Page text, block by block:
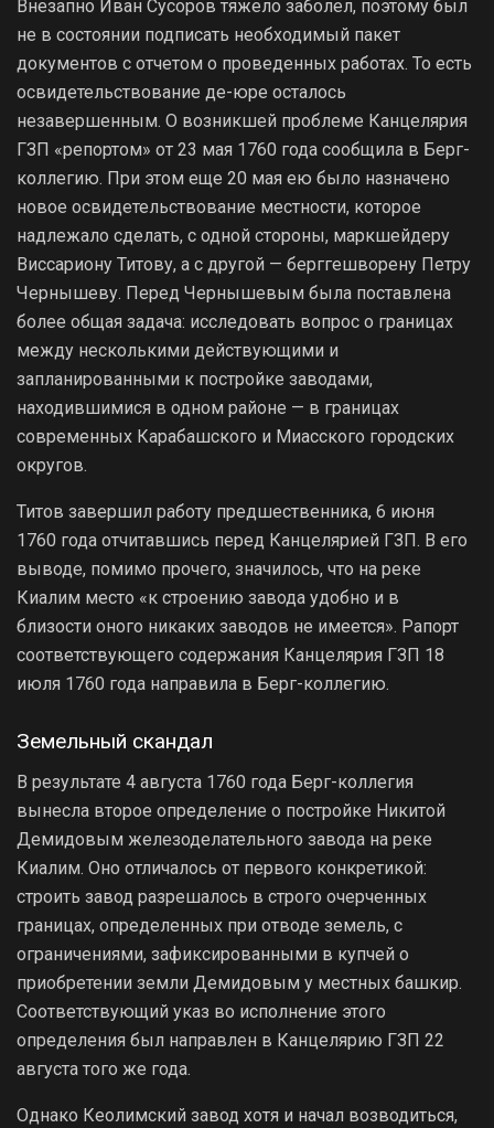
Внезапно Иван Сусоров тяжело заболел, поэтому был
не в состоянии подписать необходимый пакет
документов с отчетом о проведенных работах. То есть
освидетельствование де-юре осталось
незавершенным. О возникшей проблеме Канцелярия
ГЗП «репортом» от 23 мая 1760 года сообщила в Берг-
коллегию. При этом еще 20 мая ею было назначено
новое освидетельствование местности, которое
надлежало сделать, с одной стороны, маркшейдеру
Виссариону Титову, а с другой — берггешворену Петру
Чернышеву. Перед Чернышевым была поставлена
более общая задача: исследовать вопрос о границах
между несколькими действующими и
запланированными к постройке заводами,
находившимися в одном районе — в границах
современных Карабашского и Миасского городских
округов.
Титов завершил работу предшественника, 6 июня
1760 года отчитавшись перед Канцелярией ГЗП. В его
выводе, помимо прочего, значилось, что на реке
Киалим место «к строению завода удобно и в
близости оного никаких заводов не имеется». Рапорт
соответствующего содержания Канцелярия ГЗП 18
июля 1760 года направила в Берг-коллегию.
Земельный скандал
В результате 4 августа 1760 года Берг-коллегия
вынесла второе определение о постройке Никитой
Демидовым железоделательного завода на реке
Киалим. Оно отличалось от первого конкретикой:
строить завод разрешалось в строго очерченных
границах, определенных при отводе земель, с
ограничениями, зафиксированными в купчей о
приобретении земли Демидовым у местных башкир.
Соответствующий указ во исполнение этого
определения был направлен в Канцелярию ГЗП 22
августа того же года.
Однако Кеолимский завод хотя и начал возводиться,